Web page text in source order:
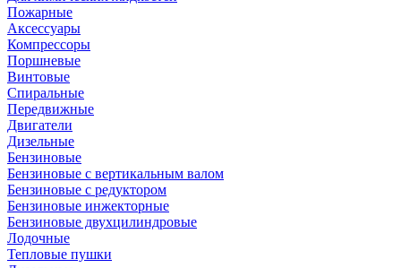
Пожарные
Аксессуары
Компрессоры
Поршневые
Винтовые
Спиральные
Передвижные
Двигатели
Дизельные
Бензиновые
Бензиновые с вертикальным валом
Бензиновые с редуктором
Бензиновые инжекторные
Бензиновые двухцилиндровые
Лодочные
Тепловые пушки